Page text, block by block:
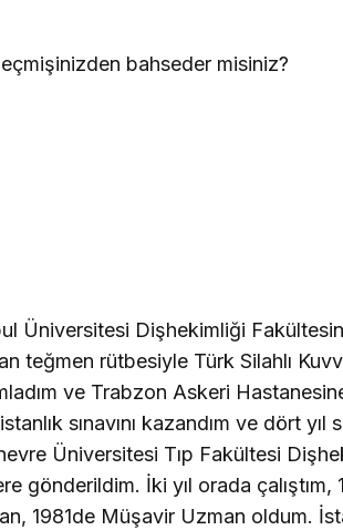
bahseder misiniz?
Üniversitesi Dişhekimliği
teğmen rütbesiyle Türk Silahlı
ve Trabzon Askeri
sınavını kazandım ve dört yıl
Üniversitesi Tıp Fakültesi
gönderildim. İki yıl orada çalıştım,
1981de Müşavir Uzman